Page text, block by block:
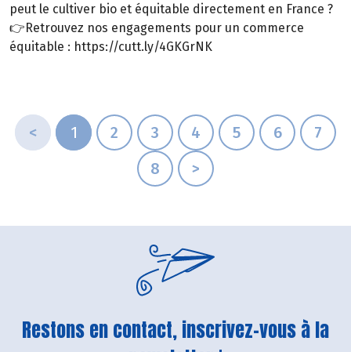
peut le cultiver bio et équitable directement en France ?
👉Retrouvez nos engagements pour un commerce
équitable : https://cutt.ly/4GKGrNK
< 1 2 3 4 5 6
7
8
>
Restons en contact, inscrivez-vous à la